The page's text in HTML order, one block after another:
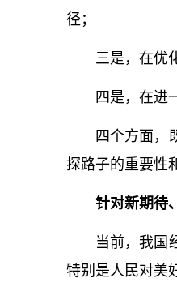
径；
三是，在优
四是，在进
四个方面，
探路子的重要性
针对新期待
当前，我国
特别是人民对美